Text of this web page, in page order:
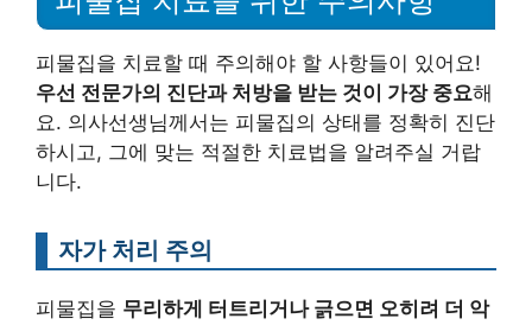
피물집을 치료할 때 주의해야 할 사항들이 있어요!
우선 전문가의 진단과 처방을 받는 것이 가장 중요해
요. 의사선생님께서는 피물집의 상태를 정확히 진단
하시고, 그에 맞는 적절한 치료법을 알려주실 거랍
니다.
자가 처리 주의
피물집을 무리하게 터트리거나 긁으면 오히려 더 악